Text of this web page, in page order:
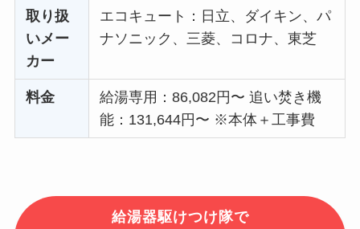
取り扱
いメー
カー
エコキュート：日立、ダイキン、パ
ナソニック、三菱、コロナ、東芝
料金
給湯専用：86,082円〜 追い焚き機
能：131,644円〜 ※本体＋工事費
給湯器駆けつけ隊で